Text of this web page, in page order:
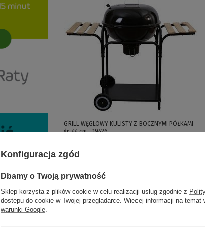
GRILL WĘGLOWY KULISTY Z BOCZNYMI PÓŁKAMI
śr. 44 cm - 19426
Konfiguracja zgód
Dbamy o Twoją prywatność
Sklep korzysta z plików cookie w celu realizacji usług zgodnie z
dostępu do cookie w Twojej przeglądarce. Więcej informacji na
warunki Google